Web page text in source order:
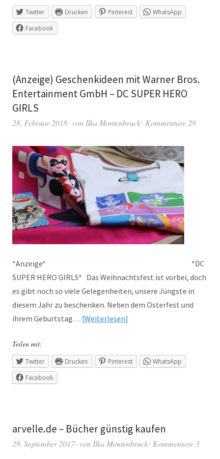
Twitter Drucken Pinterest
WhatsApp
Facebook
(Anzeige) Geschenkideen mit Warner Bros.
Entertainment GmbH – DC SUPER HERO
GIRLS
28. Februar 2018 von Ilka Montenbruck Kommentare 29
*Anzeige* *DC
SUPER HERO GIRLS* Das Weihnachtsfest ist vorbei, doch
es gibt noch so viele Gelegenheiten, unsere Jüngste in
diesem Jahr zu beschenken. Neben dem Osterfest und
ihrem Geburtstag… Weiterlesen
Teilen mit:
Twitter Drucken Pinterest
WhatsApp
Facebook
arvelle.de – Bücher günstig kaufen
29. September 2017 von Ilka Montenbruck Kommentare 3